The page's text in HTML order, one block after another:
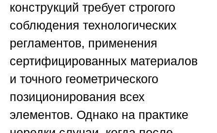
конструкций требует строгого
соблюдения технологических
регламентов, применения
сертифицированных материалов
и точного геометрического
позиционирования всех
элементов. Однако на практике